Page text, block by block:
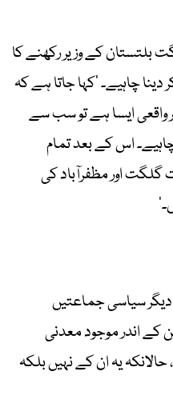
بلتستان کے وزیر رکھنے کا
چاہیے۔ ’کہا جاتا ہے کہ
واقعی ایسا ہے تو سب سے
اس کے بعد تمام
گلگت اور مظفرآباد کی
دیگر سیاسی جماعتیں
کے اندر موجود معدنی
حالانکہ یہ ان کے نہیں بلکہ